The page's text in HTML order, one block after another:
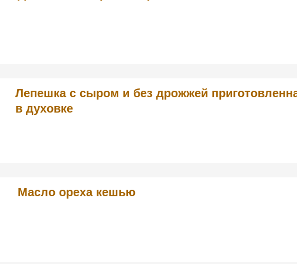
Лепешка с сыром и без дрожжей
в духовке
Масло ореха кешью